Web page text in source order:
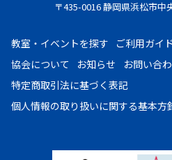
・コンビニ払い：お申し込み後
・クレジットカード：お申し込
ます。
払いください。
複数の教室・イベントを購入希
〒435-0016 静岡県浜松市中
教室・イベントを探す ご利用ガイ
協会について
お知らせ
お問い合
特定商取引法に基づく表記
個人情報の取り扱いに関する基本方